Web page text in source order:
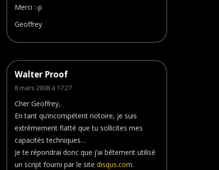
Merci :-p
Geoffrey
Walter Proof
8 mars 2008 à 17:27
Cher Geoffrey,
En tant qu’incompétent notoire, je suis
extrêmement flatté que tu sollicites mes
capacités techniques…
Je te répondrai donc que j’ai bêtement utilisé
un script fourni par le sitedisqus.com.